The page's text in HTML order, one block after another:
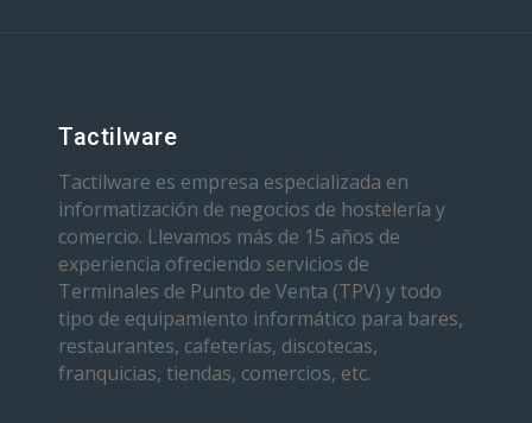
Tactilware
Tactilware es empresa especializada en
informatización de negocios de hostelería y
comercio. Llevamos más de 15 años de
experiencia ofreciendo servicios de
Terminales de Punto de Venta (TPV) y todo
tipo de equipamiento informático para bares,
restaurantes, cafeterías, discotecas,
franquicias, tiendas, comercios, etc.